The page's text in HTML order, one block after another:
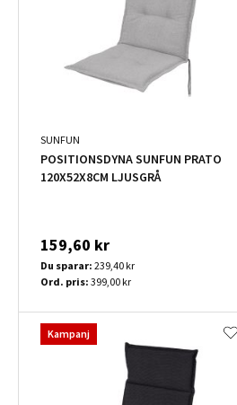
SUNFUN
POSITIONSDYNA SUNFUN PRATO
120X52X8CM LJUSGRÅ
159,60 kr
Du sparar: 239,40 kr
Ord. pris: 399,00 kr
Kampanj